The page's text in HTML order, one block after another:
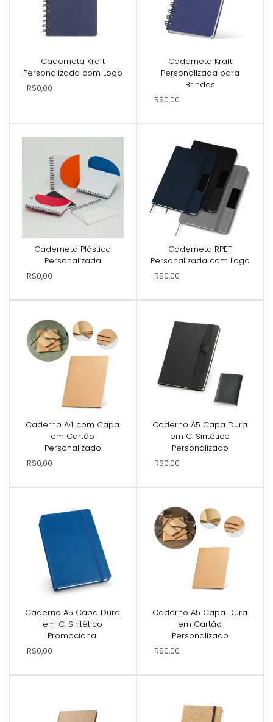
Caderneta Kraft
Personalizada com Logo
R$0,00
Caderneta Kraft
Personalizada para
Brindes
R$0,00
Caderneta Plástica
Personalizada
R$0,00
Caderneta RPET
Personalizada com Logo
R$0,00
Caderno A4 com Capa
em Cartão
Personalizado
R$0,00
Caderno A5 Capa Dura
em C. Sintético
Personalizado
R$0,00
Caderno A5 Capa Dura
em C. Sintético
Promocional
R$0,00
Caderno A5 Capa Dura
em Cartão
Personalizado
R$0,00